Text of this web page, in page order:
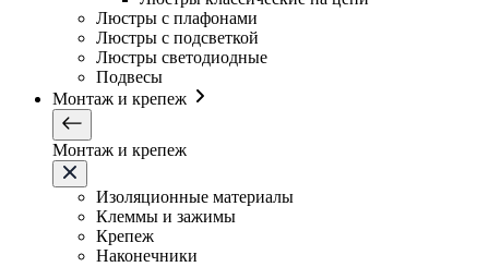
Люстры с плафонами
Люстры с подсветкой
Люстры светодиодные
Подвесы
Монтаж и крепеж
Монтаж и крепеж
Изоляционные материалы
Клеммы и зажимы
Крепеж
Наконечники